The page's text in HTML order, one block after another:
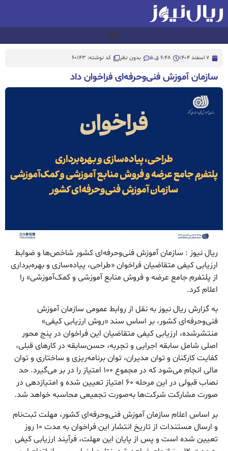
7 اسفند 1404 6:48 ق.ظ بدون نظر کد نوشته: 60143
سازمان آموزش فنی‌وحرفه‌ای فراخوان داد
ریال نیوز : سازمان آموزش فنی‌وحرفه‌ای کشور شاخص‌ها و ضوابط
ارزیابی کیفی متقاضیان فراخوان «طراحی، پیاده‌سازی و بهره‌برداری
از پلتفرم جامع عرضه و فروش منابع آموزشی و کمک‌آموزشی» را
اعلام کرد.
به گزارش ریال نیوز به نقل از روابط عمومی سازمان آموزش
فنی‌وحرفه‌ای کشور، بر اساس سند «روش ارزیابی کیفی»
منتشرشده، ارزیابی کیفی متقاضیان این فراخوان در پنج محور
اصلی شامل سابقه اجرایی و تجربه، حسن‌سابقه در کارهای قبلی،
کفایت کارکنان و توان مدیران، توان برنامه‌ریزی و ساختاری و توان
مالی انجام می‌شود که در مجموع ۱۰۰ امتیاز را در بر می‌گیرد. حد
نصاب قبولی در این مرحله ۶۰ امتیاز تعیین شده و امتیازدهی در
صورت مشارکت شرکت‌ها به‌صورت تجمیعی محاسبه خواهد شد.
بر اساس اعلام سازمان آموزش فنی‌وحرفه‌ای کشور، مهلت ثبت‌نام
و ارسال مستندات از تاریخ انتشار این فراخوان به مدت ۱۰ روز
تعیین شده است و پس از پایان این مهلت، فرآیند ارزیابی کیفی